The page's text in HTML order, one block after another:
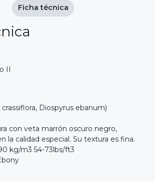
II
Diospyrus ebanum)
con veta marrón oscuro negro,
la calidad especial. Su textura es fina.
kg/m3 54-73lbs/ft3
Ficha técnica